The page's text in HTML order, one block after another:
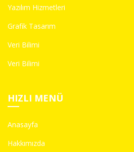
Yazılım Hizmetleri
Grafik Tasarım
Veri Bilimi
Veri Bilimi
HIZLI MENÜ
Anasayfa
Hakkımızda